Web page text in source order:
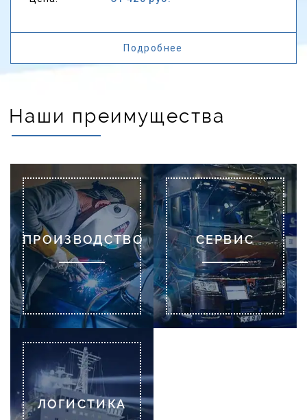
Подробнее
Наши преимущества
ПРОИЗВОДСТВО СЕРВИС
ЛОГИСТИКА